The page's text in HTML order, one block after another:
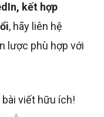
kết hợp
, hãy liên hệ
lược phù hợp với
viết hữu ích!